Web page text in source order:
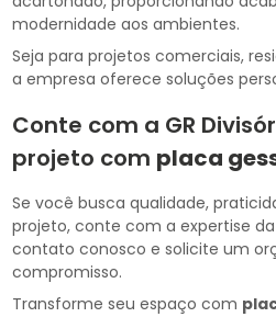
modernidade aos ambientes.
Seja para projetos comerciais,
a empresa oferece soluções
Conte com a GR
projeto com placa
Se você busca qualidade,
projeto, conte com a expertise da
contato conosco e solicite um
compromisso.
Transforme seu espaço com